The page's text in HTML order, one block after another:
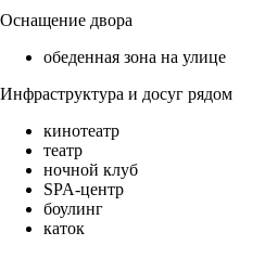
Оснащение двора
обеденная зона на улице
Инфраструктура и досуг рядом
кинотеатр
театр
ночной клуб
SPA-центр
боулинг
каток